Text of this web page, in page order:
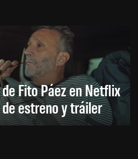
Fito Páez en Netflix
estreno y tráiler